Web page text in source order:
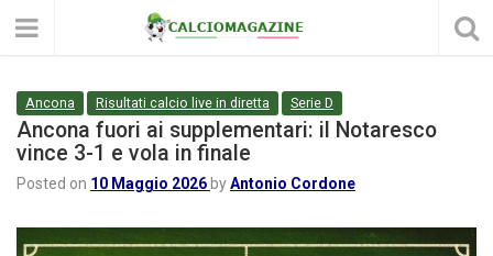
Ancona Risultati calcio live in diretta Serie D
Ancona fuori ai supplementari: il Notaresco
vince 3-1 e vola in finale
Posted on 10 Maggio 2026 byAntonio Cordone